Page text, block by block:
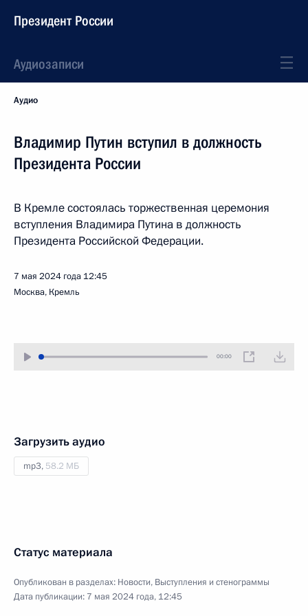
Президент России
Аудиозаписи
Аудио
Владимир Путин вступил в должность
Президента России
В Кремле состоялась торжественная церемония
вступления Владимира Путина в должность
Президента Российской Федерации.
7 мая 2024 года 12:45
Москва, Кремль
00:00
Загрузить аудио
mp3, 58.2 МБ
Статус материала
Опубликован в разделах: Новости, Выступления и стенограммы
Дата публикации: 7 мая 2024 года, 12:45